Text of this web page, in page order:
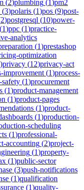
(2)plumbing (1)pm2
(3)polaris (1)pos (9)post-
2)postgresql (10)power-
(1)ppc (1)practice-
analytics
(1)prestashop
optimization
)privacy (12)privacy-act
improvement (1)process-
safety (1)procurement
(1)product-management
(1)product-pages
(1)product-
(1)production-
scheduling
(1)professional-
accounting (2)project-
(1)property-
(1)public-sector
(3)push-notifications
(1)qualification
(1)quality-